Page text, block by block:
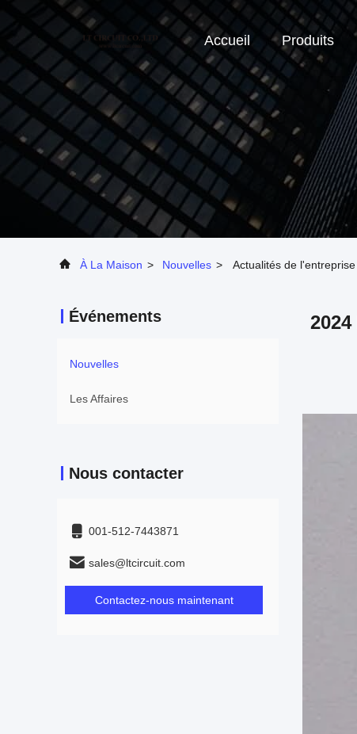
Accueil Produits
À La Maison > Nouvelles > Actualités de
Événements
Nouvelles
Les Affaires
Nous contacter
001-512-7443871
sales@ltcircuit.com
Contactez-nous maintenant